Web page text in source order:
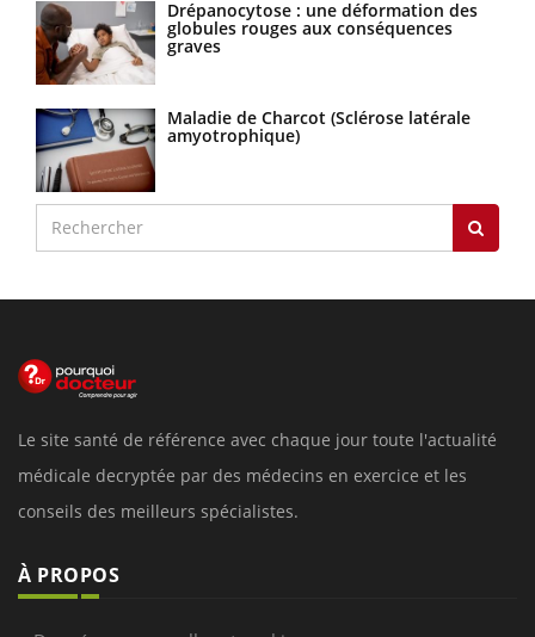
Drépanocytose : une déformation des
globules rouges aux conséquences
graves
Maladie de Charcot (Sclérose latérale
amyotrophique)
Le site santé de référence avec chaque jour toute l'actualité
médicale decryptée par des médecins en exercice et les
conseils des meilleurs spécialistes.
À PROPOS